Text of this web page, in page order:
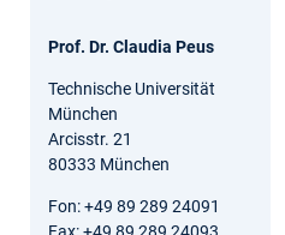
Prof. Dr. Claudia Peus
Technische Universität
München
Arcisstr. 21
80333 München
Fon: +49 89 289 24091
Fax: +49 89 289 24093